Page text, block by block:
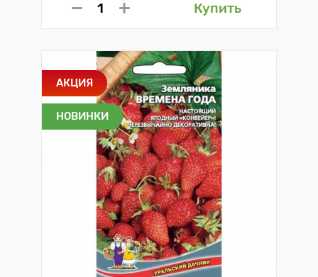
Купить
АКЦИЯ
НОВИНКИ